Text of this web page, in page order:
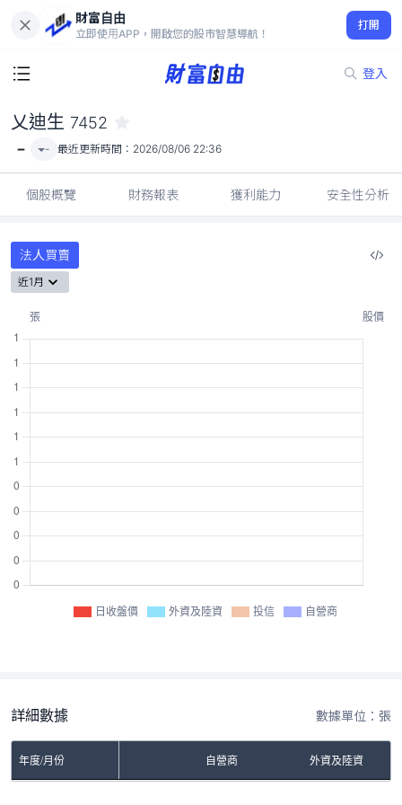
財富自由
立即使用APP，開啟您的股市智慧導航！
打開
登入
-
乂迪生 7452
- - 最近更新時間： 2026/08/06 22:36
個股概覽 財務報表 獲利能力 安全性分析
法人買賣
近1月
日收盤價 外資及陸資 投信 自營商
詳細數據 數據單位：張
年度/月份 自營商 外資及陸資